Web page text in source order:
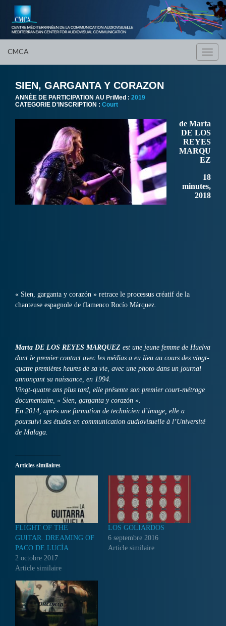
CMCA
SIEN, GARGANTA Y CORAZON
ANNÈE DE PARTICIPATION AU PriMed : 2019
CATEGORIE D'INSCRIPTION : Court
de Marta
DE LOS
REYES
MARQU
EZ
18
minutes,
2018
« Sien, garganta y corazón » retrace le processus créatif de la
chanteuse espagnole de flamenco Rocío Márquez.
Marta DE LOS REYES MARQUEZ est une jeune femme de Huelva
dont le premier contact avec les médias a eu lieu au cours des vingt-
quatre premières heures de sa vie, avec une photo dans un journal
annonçant sa naissance, en 1994.
Vingt-quatre ans plus tard, elle présente son premier court-métrage
documentaire, « Sien, garganta y corazón ».
En 2014, après une formation de technicien d’image, elle a
poursuivi ses études en communication audiovisuelle à l’Université
de Malaga.
Articles similaires
FLIGHT OF THE
GUITAR. DREAMING OF
PACO DE LUCÍA
2 octobre 2017
Article similaire
LOS GOLIARDOS
6 septembre 2016
Article similaire